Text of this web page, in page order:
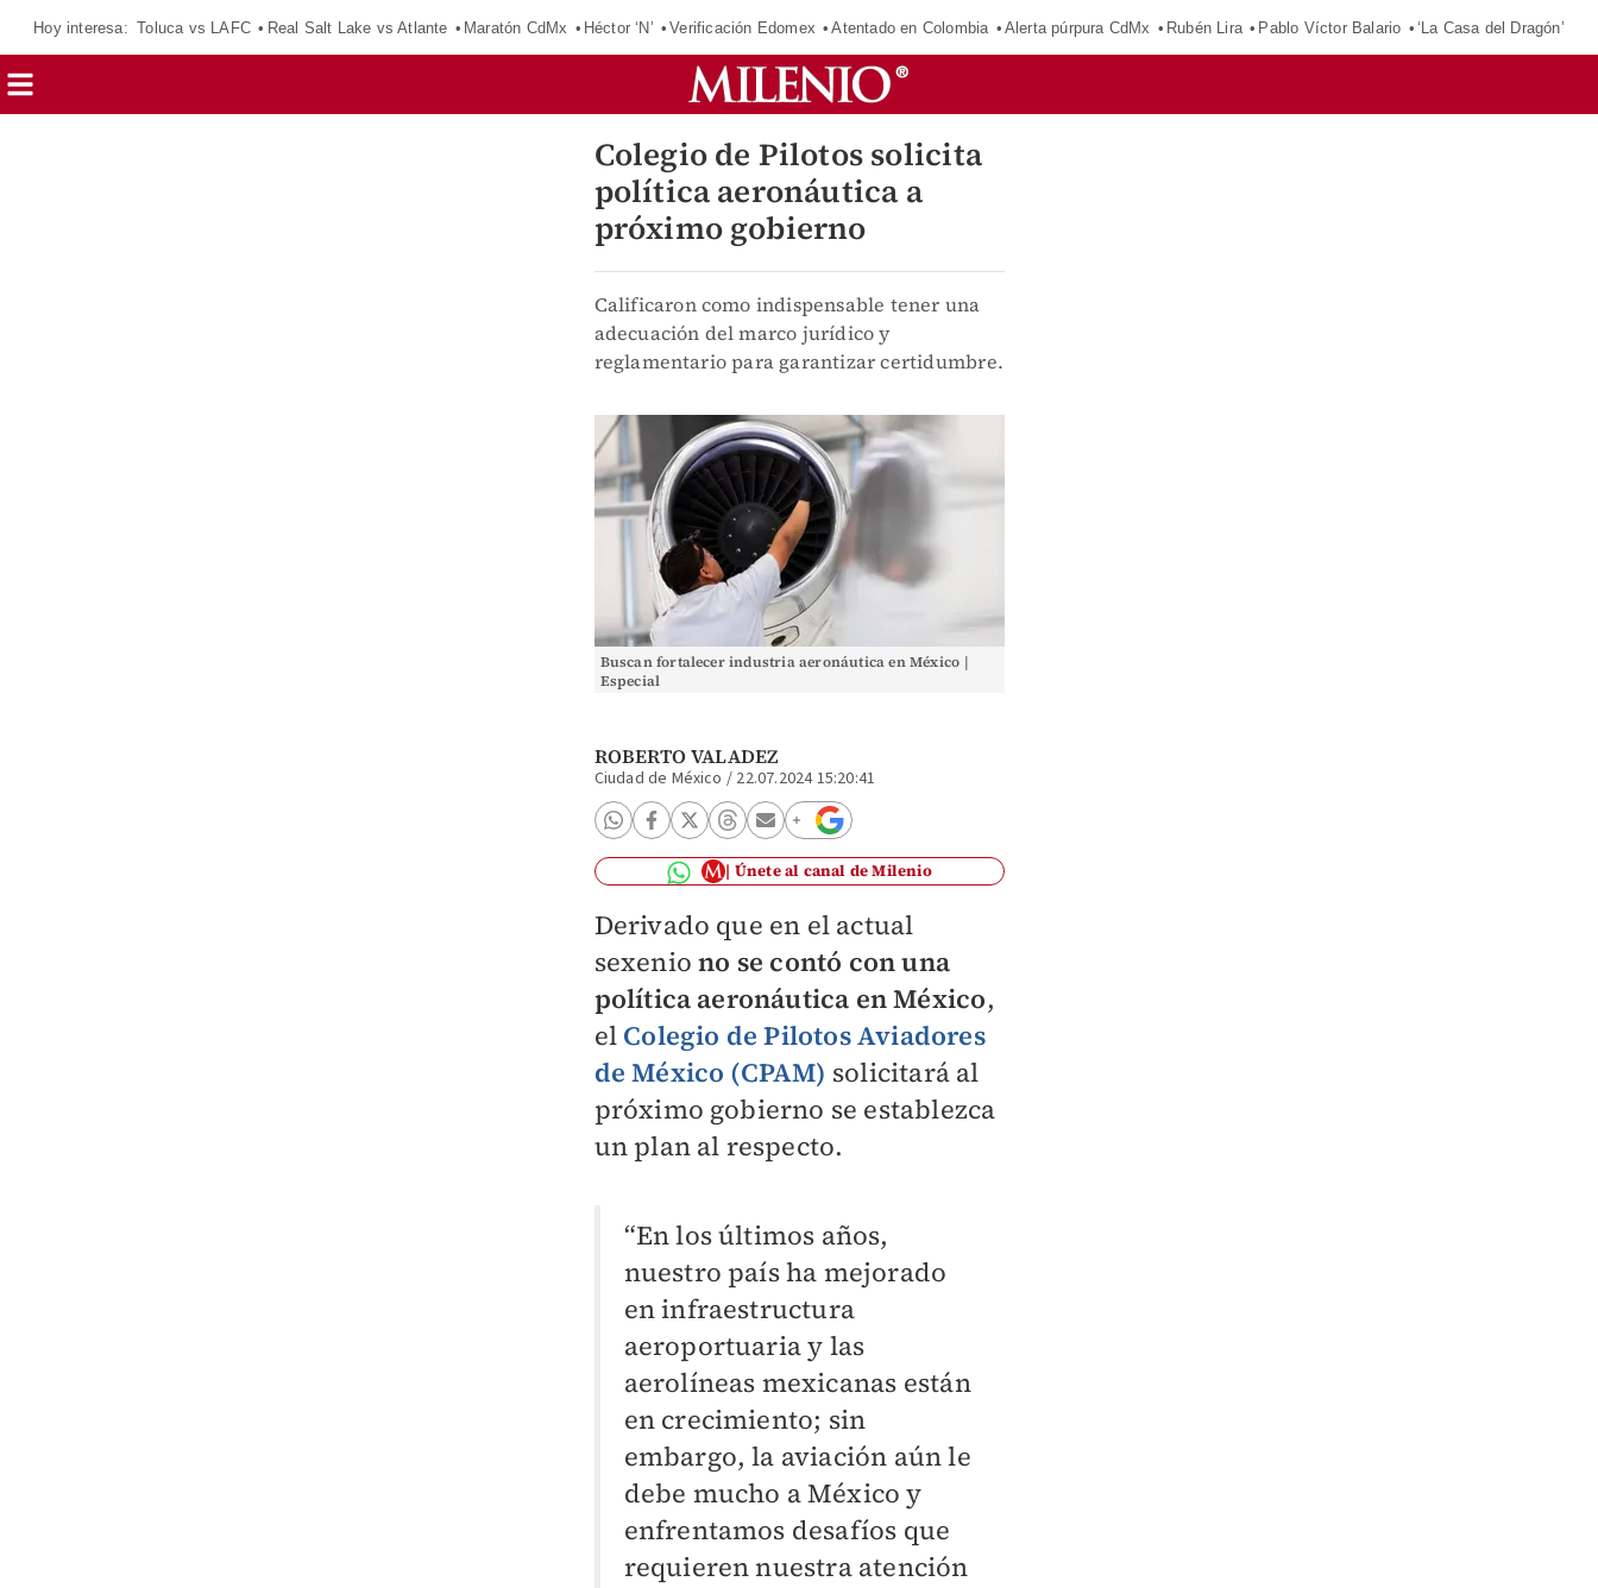
Hoy interesa: Toluca vs LAFC Real Salt Lake vs Atlante Maratón CdMx Héctor ‘N’ Verificación Edomex Atentado en Colombia Alerta púrpura CdMx Rubén Lira Pablo Víctor Balario ‘La Casa del Dragón’
Colegio de Pilotos solicita
política aeronáutica a
próximo gobierno
Calificaron como indispensable tener una
adecuación del marco jurídico y
reglamentario para garantizar certidumbre.
Buscan fortalecer industria aeronáutica en México |
Especial
ROBERTO VALADEZ
Ciudad de México / 22.07.2024 15:20:41
Únete al canal de Milenio
Derivado que en el actual
sexeniono se contó con una
política aeronáutica en México,
el Colegio de Pilotos Aviadores
de México (CPAM) solicitará al
próximo gobierno se establezca
un plan al respecto.
“En los últimos años,
nuestro país ha mejorado
en infraestructura
aeroportuaria y las
aerolíneas mexicanas están
en crecimiento; sin
embargo, la aviación aún le
debe mucho a México y
enfrentamos desafíos que
requieren nuestra atención